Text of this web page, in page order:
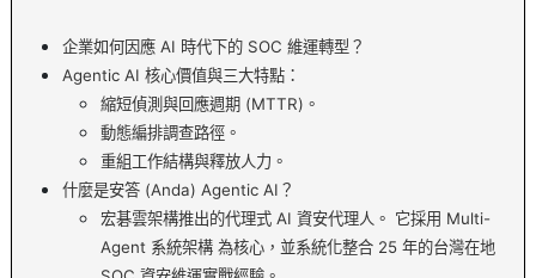
企業如何因應 AI 時代下的 SOC 維運轉型？
Agentic AI 核心價值與三大特點：
縮短偵測與回應週期 (MTTR)。
動態編排調查路徑。
重組工作結構與釋放人力。
什麼是安答 (Anda) Agentic AI？
宏碁雲架構推出的代理式 AI 資安代理人。 它採用 Multi-
Agent 系統架構 為核心，並系統化整合 25 年的台灣在地